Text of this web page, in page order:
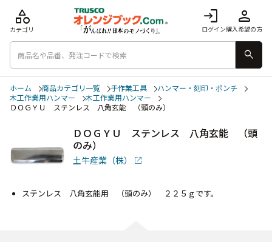
login
ログイン
person
購入希望の方
category
カテゴリ
search
ホーム 商品カテゴリ一覧 手作業工具
ハンマー・刻印・ポンチ
木工作業用ハンマー
木工作業用ハンマー
ＤＯＧＹＵ ステンレス 八角玄能 （頭のみ）
ＤＯＧＹＵ ステンレス 八角玄能 （頭
のみ）
土牛産業（株）
ステンレス 八角玄能用 （頭のみ） ２２５ｇです。